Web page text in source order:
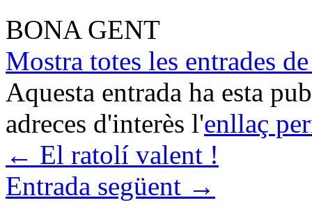
BONA GENT
Mostra totes les entrades
Aquesta entrada ha esta
adreces d'interès l'enllaç
← El ratolí valent !
Entrada següent →